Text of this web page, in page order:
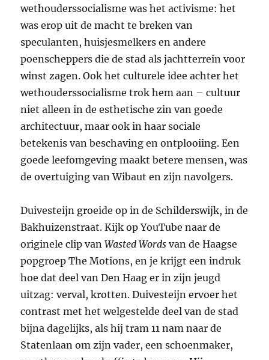
wethouderssocialisme was het activisme: het
was erop uit de macht te breken van
speculanten, huisjesmelkers en andere
poenscheppers die de stad als jachtterrein voor
winst zagen. Ook het culturele idee achter het
wethouderssocialisme trok hem aan – cultuur
niet alleen in de esthetische zin van goede
architectuur, maar ook in haar sociale
betekenis van beschaving en ontplooiing. Een
goede leefomgeving maakt betere mensen, was
de overtuiging van Wibaut en zijn navolgers.
Duivesteijn groeide op in de Schilderswijk, in de
Bakhuizenstraat. Kijk op YouTube naar de
originele clip vanWasted Words van de Haagse
popgroep The Motions, en je krijgt een indruk
hoe dat deel van Den Haag er in zijn jeugd
uitzag: verval, krotten. Duivesteijn ervoer het
contrast met het welgestelde deel van de stad
bijna dagelijks, als hij tram 11 nam naar de
Statenlaan om zijn vader, een schoenmaker,